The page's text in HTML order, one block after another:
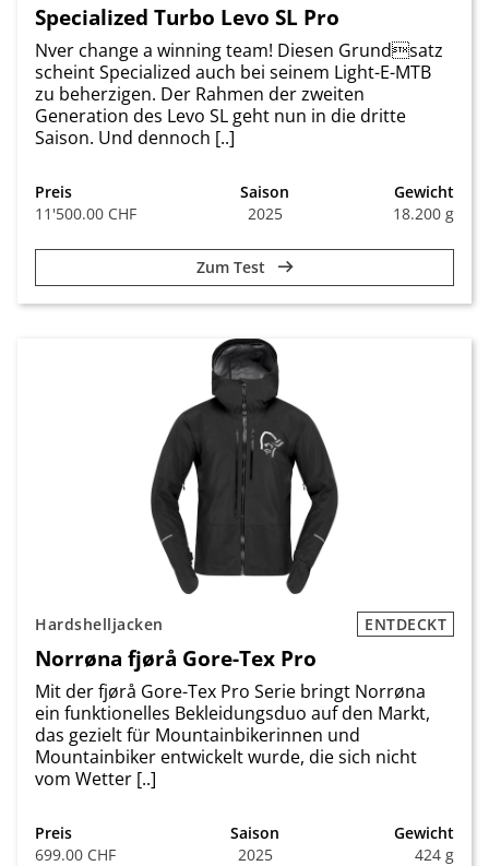
Specialized Turbo Levo SL Pro
Nver change a winning team! Diesen Grundsatz
scheint Specialized auch bei seinem Light-E-MTB
zu beherzigen. Der Rahmen der zweiten
Generation des Levo SL geht nun in die dritte
Saison. Und dennoch [..]
Preis
11'500.00 CHF
Saison
2025
Gewicht
18.200 g
Zum Test
Hardshelljacken ENTDECKT
Norrøna fjørå Gore-Tex Pro
Mit der fjørå Gore-Tex Pro Serie bringt Norrøna
ein funktionelles Bekleidungsduo auf den Markt,
das gezielt für Mountainbikerinnen und
Mountainbiker entwickelt wurde, die sich nicht
vom Wetter [..]
Preis
699.00 CHF
Saison
2025
Gewicht
424 g